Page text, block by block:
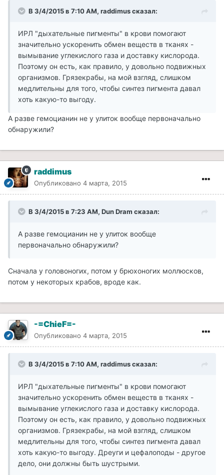
В 3/4/2015 в 7:10 AM, raddimus сказал:
ИРЛ "дыхательные пигменты" в крови помогают
значительно ускоренить обмен веществ в тканях -
вымывание углекислого газа и доставку кислорода.
Поэтому он есть, как правило, у довольно подвижных
организмов. Грязекрабы, на мой взгляд, слишком
медлительны для того, чтобы синтез пигмента давал
хоть какую-то выгоду.
А разве гемоцианин не у улиток вообще первоначально
обнаружили?
raddimus
Опубликовано 4 марта, 2015
В 3/4/2015 в 7:23 AM, Dun Dram сказал:
А разве гемоцианин не у улиток вообще
первоначально обнаружили?
Сначала у головоногих, потом у брюхоногих моллюсков,
потом у некоторых крабов, вроде как.
-=ChieF=-
Опубликовано 4 марта, 2015
В 3/4/2015 в 7:10 AM, raddimus сказал:
ИРЛ "дыхательные пигменты" в крови помогают
значительно ускоренить обмен веществ в тканях -
вымывание углекислого газа и доставку кислорода.
Поэтому он есть, как правило, у довольно подвижных
организмов. Грязекрабы, на мой взгляд, слишком
медлительны для того, чтобы синтез пигмента давал
хоть какую-то выгоду. Дреуги и цефалоподы - другое
дело, они должны быть шустрыми.